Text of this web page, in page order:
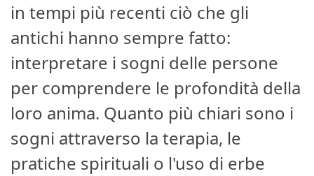
in tempi più recenti ciò che gli
antichi hanno sempre fatto:
interpretare i sogni delle persone
per comprendere le profondità della
loro anima. Quanto più chiari sono i
sogni attraverso la terapia, le
pratiche spirituali o l'uso di erbe